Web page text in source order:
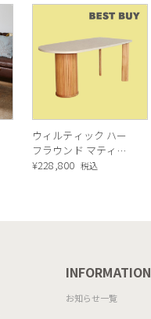
ウィルティック ハー
フラウンド マティエ
ラ塗装 ダイニングテ
¥228,800 税込
INFORMATION
お知らせ一覧